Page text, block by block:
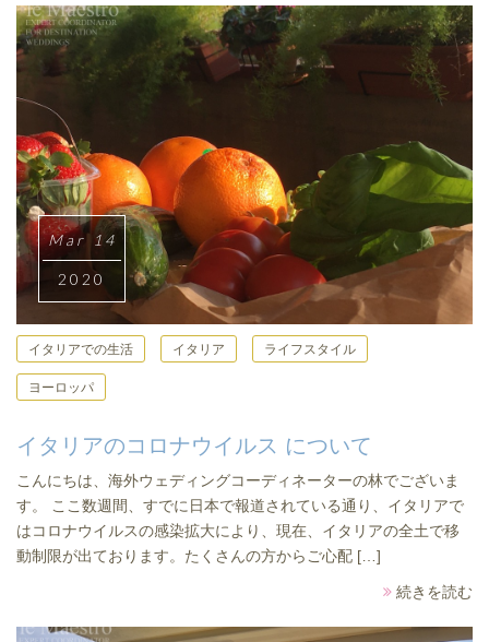
Mar 14
2020
イタリアでの生活 イタリア ライフスタイル
ヨーロッパ
イタリアのコロナウイルス について
こんにちは、海外ウェディングコーディネーターの林でございま
す。 ここ数週間、すでに日本で報道されている通り、イタリアで
はコロナウイルスの感染拡大により、現在、イタリアの全土で移
動制限が出ております。たくさんの方からご心配 […]
続きを読む